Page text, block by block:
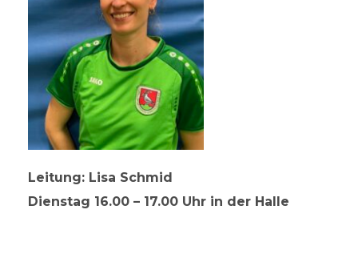
Leitung: Lisa Schmid
Dienstag 16.00 – 17.00 Uhr in der Halle